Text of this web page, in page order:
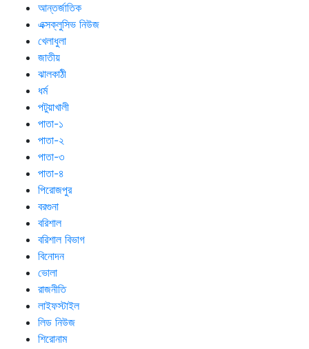
আন্তর্জাতিক
এক্সক্লুসিভ নিউজ
খেলাধুলা
জাতীয়
ঝালকাঠী
ধর্ম
পটুয়াখালী
পাতা-১
পাতা-২
পাতা-৩
পাতা-৪
পিরোজপুর
বরগুনা
বরিশাল
বরিশাল বিভাগ
বিনোদন
ভোলা
রাজনীতি
লাইফস্টাইল
লিড নিউজ
শিরোনাম